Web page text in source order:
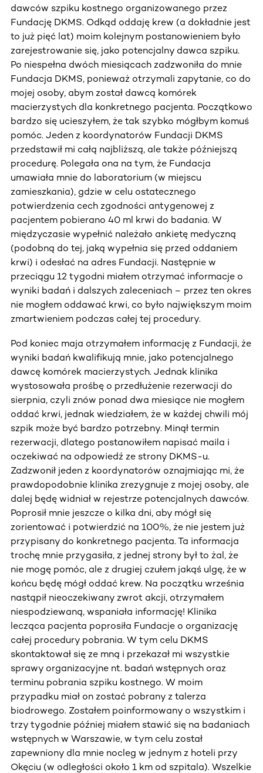
dawców szpiku kostnego organizowanego przez
Fundację DKMS. Odkąd oddaję krew (a dokładnie jest
to już pięć lat) moim kolejnym postanowieniem było
zarejestrowanie się, jako potencjalny dawca szpiku.
Po niespełna dwóch miesiącach zadzwoniła do mnie
Fundacja DKMS, ponieważ otrzymali zapytanie, co do
mojej osoby, abym został dawcą komórek
macierzystych dla konkretnego pacjenta. Początkowo
bardzo się ucieszyłem, że tak szybko mógłbym komuś
pomóc. Jeden z koordynatorów Fundacji DKMS
przedstawił mi całą najbliższą, ale także późniejszą
procedurę. Polegała ona na tym, że Fundacja
umawiała mnie do laboratorium (w miejscu
zamieszkania), gdzie w celu ostatecznego
potwierdzenia cech zgodności antygenowej z
pacjentem pobierano 40 ml krwi do badania. W
międzyczasie wypełnić należało ankietę medyczną
(podobną do tej, jaką wypełnia się przed oddaniem
krwi) i odesłać na adres Fundacji. Następnie w
przeciągu 12 tygodni miałem otrzymać informacje o
wyniki badań i dalszych zaleceniach – przez ten okres
nie mogłem oddawać krwi, co było największym moim
zmartwieniem podczas całej tej procedury.
Pod koniec maja otrzymałem informację z Fundacji, że
wyniki badań kwalifikują mnie, jako potencjalnego
dawcę komórek macierzystych. Jednak klinika
wystosowała prośbę o przedłużenie rezerwacji do
sierpnia, czyli znów ponad dwa miesiące nie mogłem
oddać krwi, jednak wiedziałem, że w każdej chwili mój
szpik może być bardzo potrzebny. Minął termin
rezerwacji, dlatego postanowiłem napisać maila i
oczekiwać na odpowiedź ze strony DKMS-u.
Zadzwonił jeden z koordynatorów oznajmiając mi, że
prawdopodobnie klinika zrezygnuje z mojej osoby, ale
dalej będę widniał w rejestrze potencjalnych dawców.
Poprosił mnie jeszcze o kilka dni, aby mógł się
zorientować i potwierdzić na 100%, że nie jestem już
przypisany do konkretnego pacjenta. Ta informacja
trochę mnie przygasiła, z jednej strony był to żal, że
nie mogę pomóc, ale z drugiej czułem jakąś ulgę, że w
końcu będę mógł oddać krew. Na początku września
nastąpił nieoczekiwany zwrot akcji, otrzymałem
niespodziewaną, wspaniała informację! Klinika
lecząca pacjenta poprosiła Fundacje o organizację
całej procedury pobrania. W tym celu DKMS
skontaktował się ze mną i przekazał mi wszystkie
sprawy organizacyjne nt. badań wstępnych oraz
terminu pobrania szpiku kostnego. W moim
przypadku miał on zostać pobrany z talerza
biodrowego. Zostałem poinformowany o wszystkim i
trzy tygodnie później miałem stawić się na badaniach
wstępnych w Warszawie, w tym celu został
zapewniony dla mnie nocleg w jednym z hoteli przy
Okęciu (w odległości około 1 km od szpitala). Wszelkie